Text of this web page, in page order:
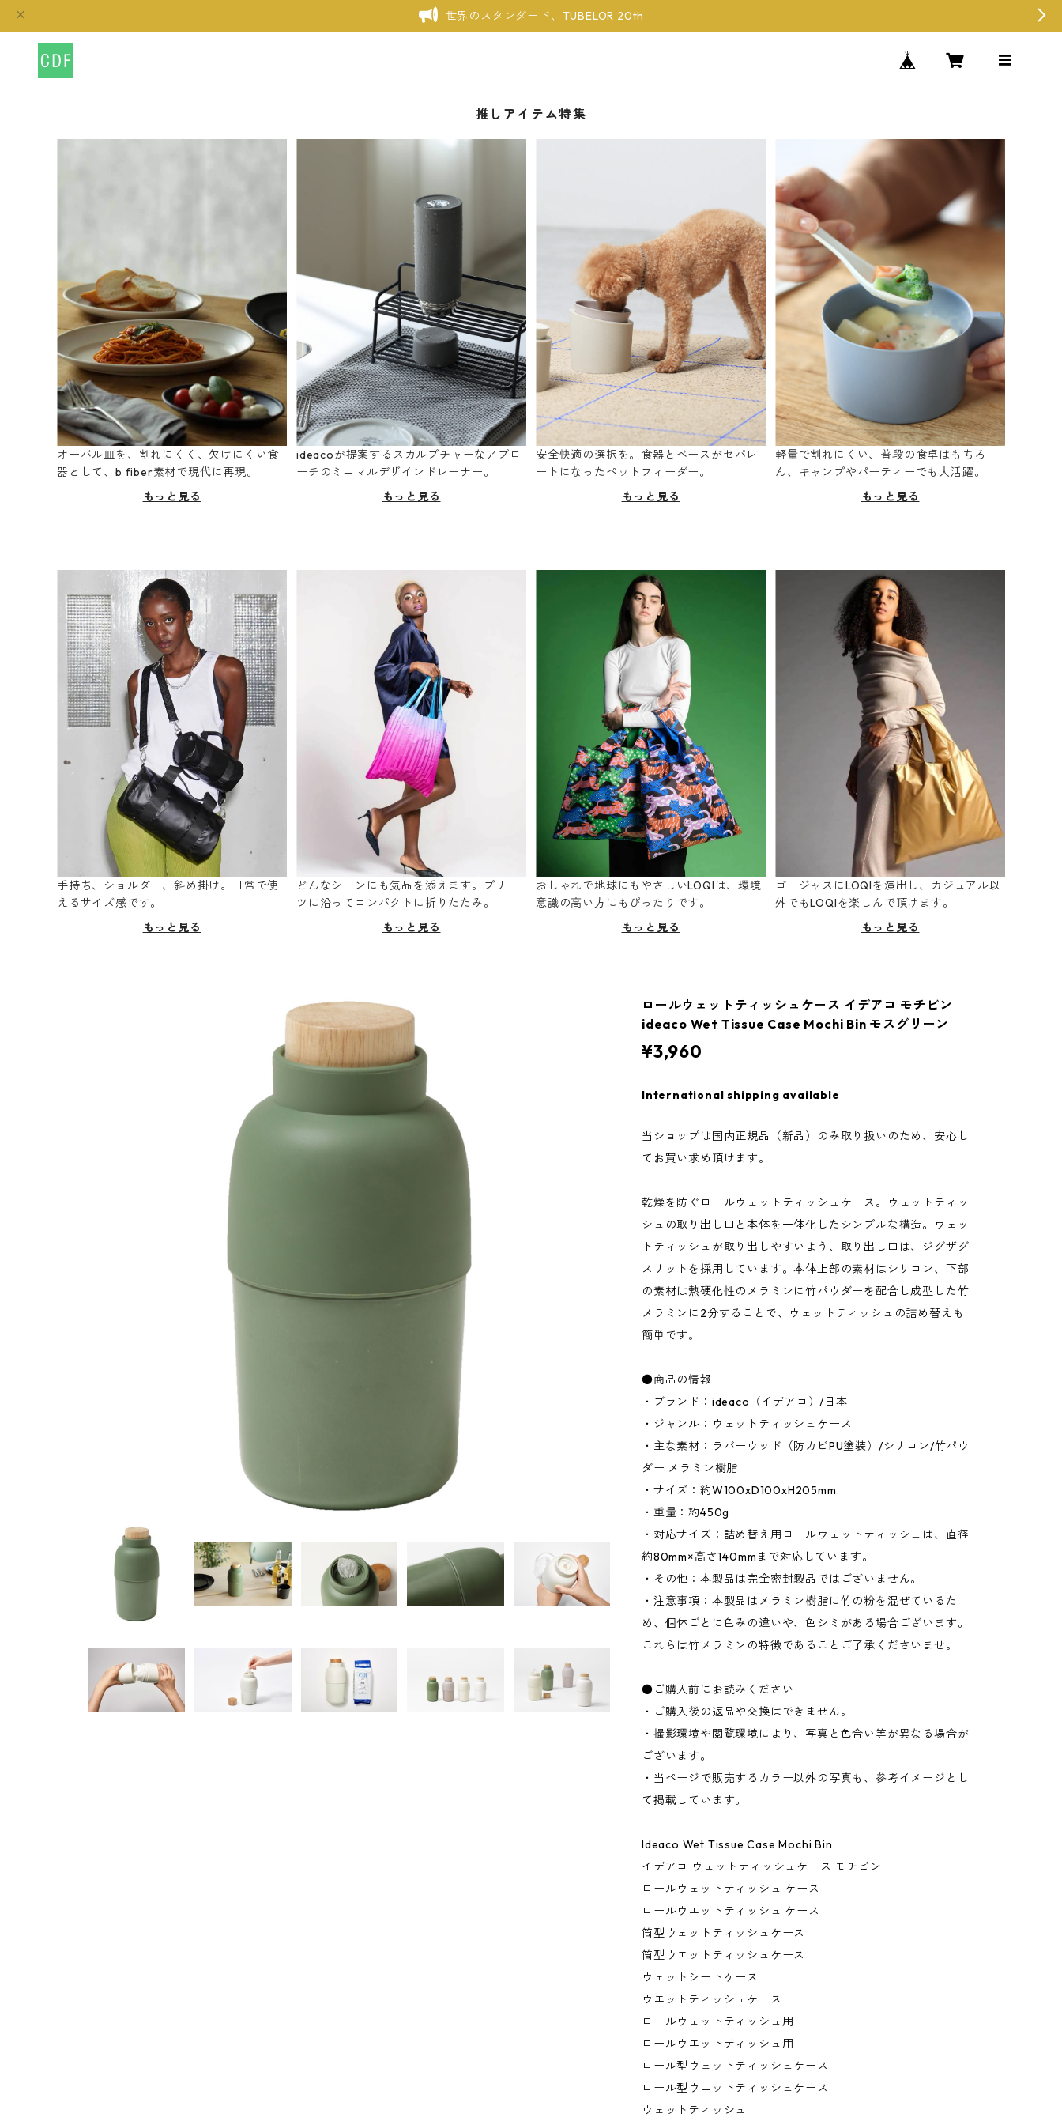
世界のスタンダード、TUBELOR 20th
推しアイテム特集
オーバル皿を、割れにくく、欠けにくい食
器として、b fiber素材で現代に再現。
もっと見る
ideacoが提案するスカルプチャーなアプロ
ーチのミニマルデザインドレーナー。
もっと見る
安全快適の選択を。食器とベースがセパレ
ートになったペットフィーダー。
もっと見る
軽量で割れにくい、普段の食卓はもちろ
ん、キャンプやパーティーでも大活躍。
もっと見る
手持ち、ショルダー、斜め掛け。日常で使
えるサイズ感です。
もっと見る
どんなシーンにも気品を添えます。プリー
ツに沿ってコンパクトに折りたたみ。
もっと見る
おしゃれで地球にもやさしいLOQIは、環境
意識の高い方にもぴったりです。
もっと見る
ゴージャスにLOQIを演出し、カジュアル以
外でもLOQIを楽しんで頂けます。
もっと見る
ロールウェットティッシュケース イデアコ モチビン
ideaco Wet Tissue Case Mochi Bin モスグリーン
¥3,960
International shipping available
当ショップは国内正規品（新品）のみ取り扱いのため、安心し
てお買い求め頂けます。
乾燥を防ぐロールウェットティッシュケース。ウェットティッ
シュの取り出し口と本体を一体化したシンプルな構造。ウェッ
トティッシュが取り出しやすいよう、取り出し口は、ジグザグ
スリットを採用しています。本体上部の素材はシリコン、下部
の素材は熱硬化性のメラミンに竹パウダーを配合し成型した竹
メラミンに2分することで、ウェットティッシュの詰め替えも
簡単です。
●商品の情報
・ブランド：ideaco（イデアコ）/日本
・ジャンル：ウェットティッシュケース
・主な素材：ラバーウッド（防カビPU塗装）/シリコン/竹パウ
ダー メラミン樹脂
・サイズ：約W100xD100xH205mm
・重量：約450g
・対応サイズ：詰め替え用ロールウェットティッシュは、直径
約80mm×高さ140mmまで対応しています。
・その他：本製品は完全密封製品ではございません。
・注意事項：本製品はメラミン樹脂に竹の粉を混ぜているた
め、個体ごとに色みの違いや、色シミがある場合ございます。
これらは竹メラミンの特徴であることご了承くださいませ。
●ご購入前にお読みください
・ご購入後の返品や交換はできません。
・撮影環境や閲覧環境により、写真と色合い等が異なる場合が
ございます。
・当ページで販売するカラー以外の写真も、参考イメージとし
て掲載しています。
Ideaco Wet Tissue Case Mochi Bin
イデアコ ウェットティッシュケース モチビン
ロールウェットティッシュ ケース
ロールウエットティッシュ ケース
筒型ウェットティッシュケース
筒型ウエットティッシュケース
ウェットシートケース
ウエットティッシュケース
ロールウェットティッシュ用
ロールウエットティッシュ用
ロール型ウェットティッシュケース
ロール型ウエットティッシュケース
ウェットティッシュ